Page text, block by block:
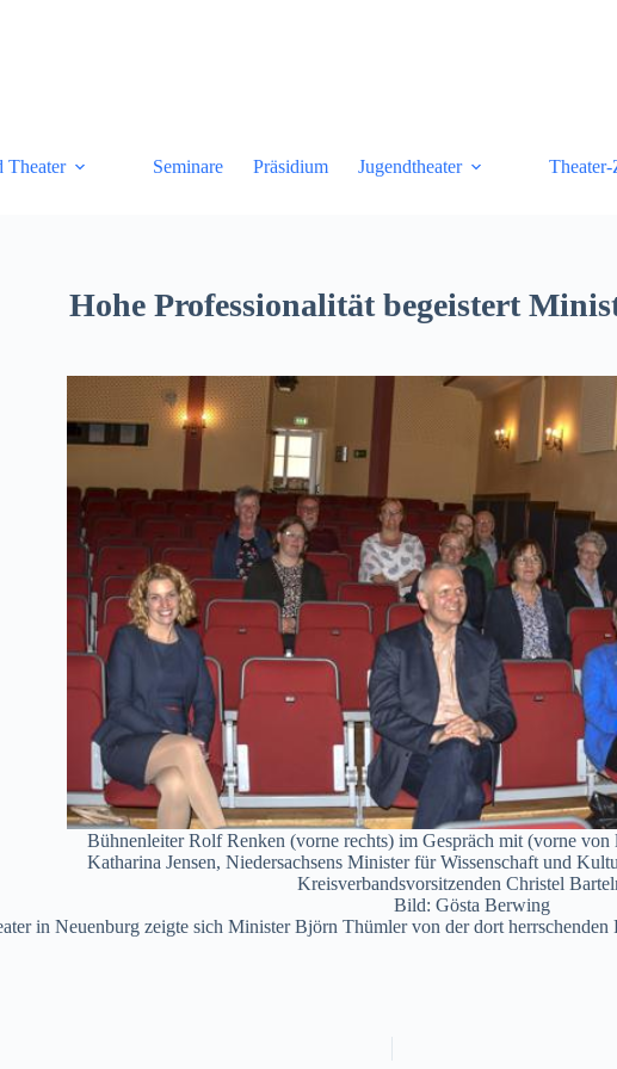
Theater Seminare Präsidium Jugendtheater
Hohe Professionalität begeistert
Bühnenleiter Rolf Renken (vorne rechts) im Gespräch mit (vorne
Katharina Jensen, Niedersachsens Minister für Wissenschaft und
Kreisverbandsvorsitzenden Christel
Bild: Gösta Berwing
in Neuenburg zeigte sich Minister Björn Thümler von der dort